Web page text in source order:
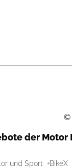
©
der Motor
und Sport BikeX